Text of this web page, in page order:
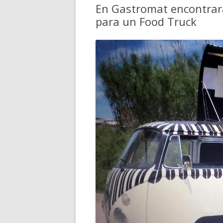
En Gastromat
para un Food Truck